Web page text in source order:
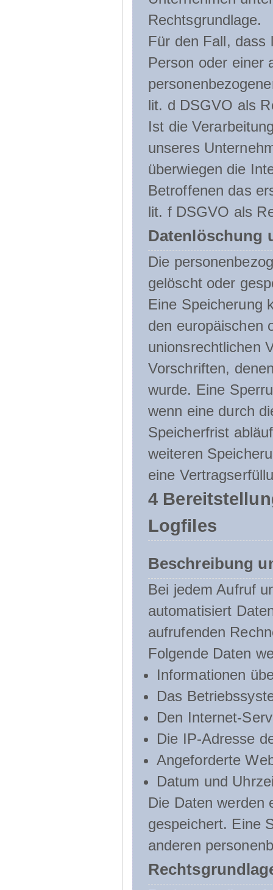
Rechtsgrundlage.
Für den Fall, dass
Person oder einer
lit. d DSGVO als
Ist die
unseres
überwiegen die
Betroffenen das
lit. f DSGVO als
Datenlöschung
Die
gelöscht oder
Eine Speicherung
den europäischen
unionsrechtlichen
Vorschriften,
wurde. Eine
wenn eine durch
Speicherfrist
weiteren
eine
4
Logfiles
Beschreibung
Bei jedem Aufruf
automatisiert
aufrufenden
Folgende Daten
Informationen
Das
Den Internet-
Die IP-Adresse
Angeforderte
Datum und
Die Daten werden
gespeichert. Eine
anderen